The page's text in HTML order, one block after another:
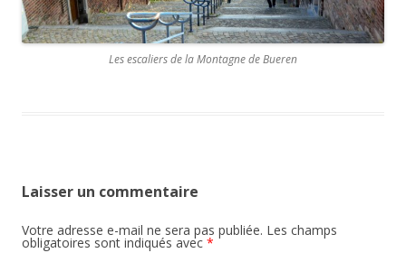
Les escaliers de la Montagne de Bueren
Laisser un commentaire
Votre adresse e-mail ne sera pas publiée. Les champs
obligatoires sont indiqués avec *